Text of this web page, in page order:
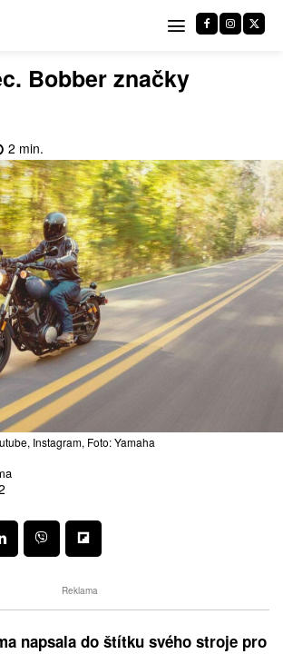
Bobber značky
2 min.
Instagram, Foto: Yamaha
Reklama
napsala do štítku svého stroje pro